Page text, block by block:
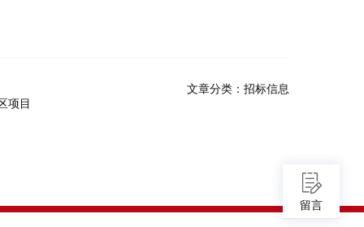
留言
文章分类： 招标信息
项目